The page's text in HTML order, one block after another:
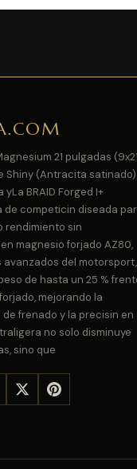
21 pulgadas
Shiny (Antracita satinado)
BRAID Forged I+
de competicin diseada
rendimiento sin
magnesio forjado AZ80,
avanzados del motorsport,
de hasta un 25 %
mejorando la
frenado y la precisin en
no solo disminuye
sino que